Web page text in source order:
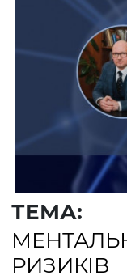
ТЕМА:
РИЗИКІВ